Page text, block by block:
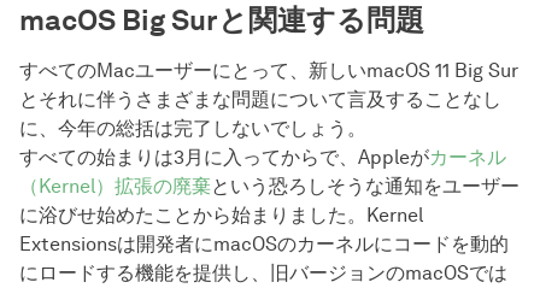
macOS Big Surと関連する問題
すべてのMacユーザーにとって、新しいmacOS 11 Big Sur
とそれに伴うさまざまな問題について言及することなし
に、今年の総括は完了しないでしょう。
すべての始まりは3月に入ってからで、Appleがカーネル
（Kernel）拡張の廃棄という恐ろしそうな通知をユーザー
に浴びせ始めたことから始まりました。Kernel
Extensionsは開発者にmacOSのカーネルにコードを動的
にロードする機能を提供し、旧バージョンのmacOSでは